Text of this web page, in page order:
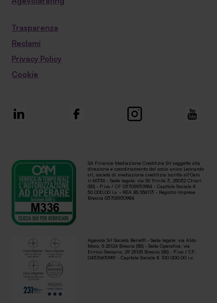
Trasparenza
Reclami
Privacy Policy
Cookie
SA Finance Mediazione Creditizia Srl soggetta alla
direzione e coordinamento del socio unico Leonardo
srl, società di mediazione creditizia iscritta all'Oam
n.M336 - Sede legale: via SS Trinità 3, 25032 Chiari
(BS) - P.iva / CF 03705930984 - Capitale Sociale €
50.000,00 i.v. - REA BS 556113 - Registro Imprese
Brescia 03705930984
Agevola Srl Società Benefit - Sede legale: via Aldo
Moro, 5 25124 Brescia (BS) - Sede Operativa: via
Enrico Stassano, 29 25125 Brescia (BS) - P.iva / CF:
04336670981 - Capitale Sociale € 100.000,00 i.v.